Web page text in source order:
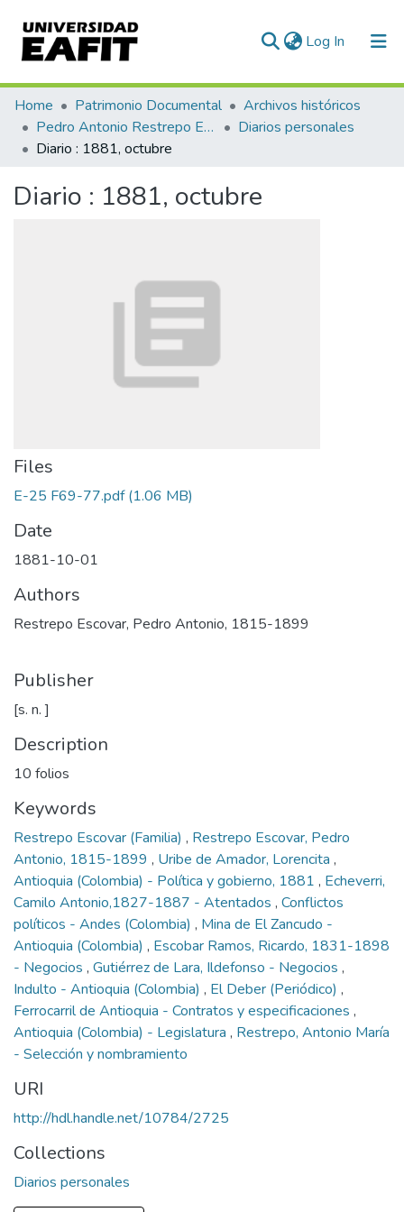
Log In (current)
Communities & Collections
All of DSpace
Home Patrimonio Documental
Archivos históricos
Pedro Antonio Restrepo Escovar
Diarios personales
Diario : 1881, octubre
Diario : 1881, octubre
Files
E-25 F69-77.pdf(1.06 MB)
Date
1881-10-01
Authors
Restrepo Escovar, Pedro Antonio, 1815-1899
Publisher
[s. n. ]
Description
10 folios
Keywords
Restrepo Escovar (Familia) , Restrepo Escovar, Pedro
Antonio, 1815-1899 , Uribe de Amador, Lorencita ,
Antioquia (Colombia) - Política y gobierno, 1881 , Echeverri,
Camilo Antonio,1827-1887 - Atentados , Conflictos
políticos - Andes (Colombia) , Mina de El Zancudo -
Antioquia (Colombia) , Escobar Ramos, Ricardo, 1831-1898
- Negocios , Gutiérrez de Lara, Ildefonso - Negocios ,
Indulto - Antioquia (Colombia) , El Deber (Periódico) ,
Ferrocarril de Antioquia - Contratos y especificaciones ,
Antioquia (Colombia) - Legislatura , Restrepo, Antonio María
- Selección y nombramiento
URI
http://hdl.handle.net/10784/2725
Collections
Diarios personales